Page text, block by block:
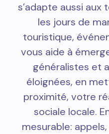
s’adapte aussi
les jours de
touristique,
vous aide à
généralistes et
éloignées, en
proximité, votre
sociale locale.
mesurable: